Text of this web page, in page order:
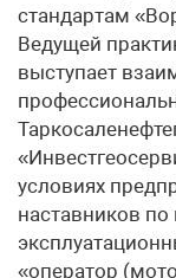
стандартам
Ведущей
выступает
условиях
наставников
«оператор